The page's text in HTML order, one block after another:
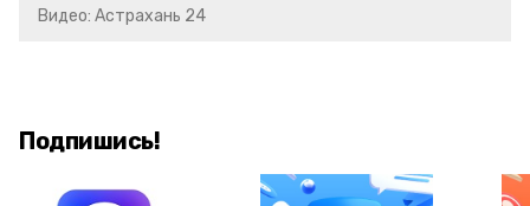
Видео: Астрахань 24
Подпишись!